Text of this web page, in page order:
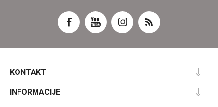
KONTAKT
INFORMACIJE